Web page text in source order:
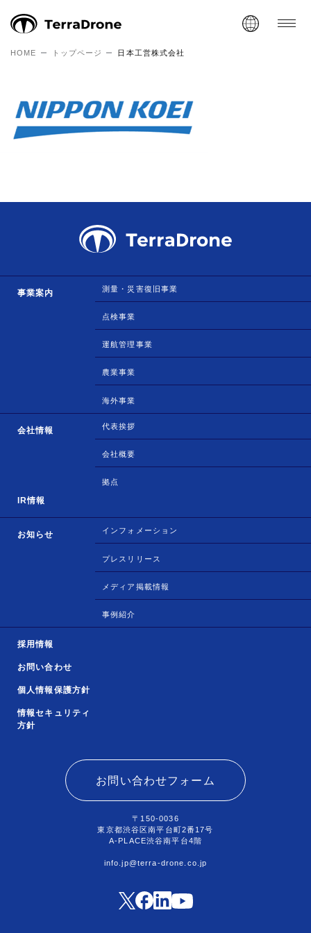
HOME トップページ 日本工営株式会社
事業案内 測量・災害復旧事業
点検事業
運航管理事業
農業事業
海外事業
会社情報 代表挨拶
会社概要
拠点
IR情報
お知らせ インフォメーション
プレスリリース
メディア掲載情報
事例紹介
採用情報
お問い合わせ
個人情報保護方針
情報セキュリティ
方針
お問い合わせフォーム
〒150-0036
東京都渋谷区南平台町2番17号
A-PLACE渋谷南平台4階
info.jp@terra-drone.co.jp